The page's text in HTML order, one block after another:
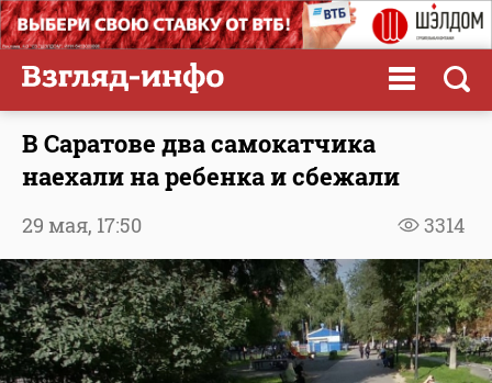
В Саратове два самокатчика
наехали на ребенка и сбежали
3314
29 мая, 17:50